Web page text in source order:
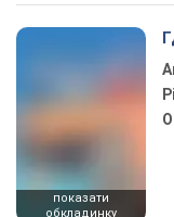
показати
обкладинку